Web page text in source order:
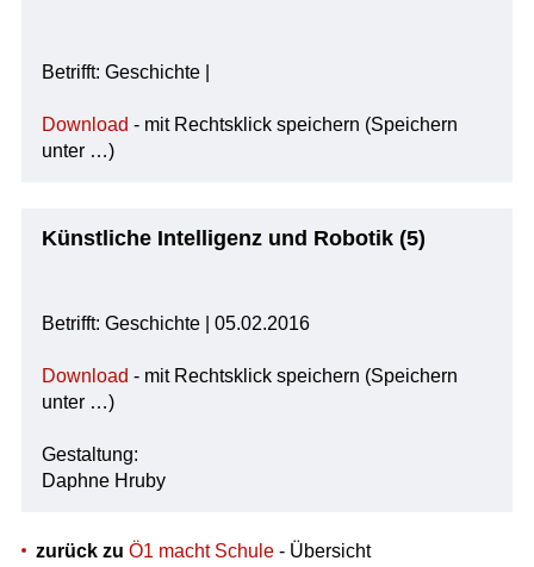
Betrifft: Geschichte |
Download - mit Rechtsklick speichern (Speichern
unter …)
Künstliche Intelligenz und Robotik (5)
Betrifft: Geschichte | 05.02.2016
Download - mit Rechtsklick speichern (Speichern
unter …)
Gestaltung:
Daphne Hruby
zurück zu Ö1 macht Schule- Übersicht